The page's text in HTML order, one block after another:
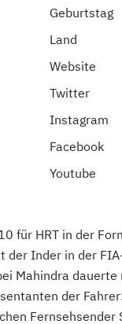
Geburtstag
Land
Website
Twitter
Instagram
Facebook
Youtube
für HRT in der
Inder in der
Mahindra
der
Fernsehsender